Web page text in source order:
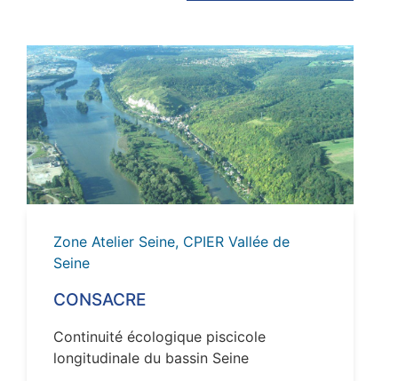
VOIR
Zone Atelier Seine, CPIER Vallée de
Seine
CONSACRE
Continuité écologique piscicole
longitudinale du bassin Seine